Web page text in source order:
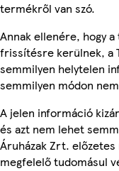
termékről van szó.
Annak ellenére, hogy
frissítésre kerülnek, a
semmilyen helytelen
semmilyen módon
A jelen információ
és azt nem lehet
Áruházak Zrt. előzetes
megfelelő tudomásul